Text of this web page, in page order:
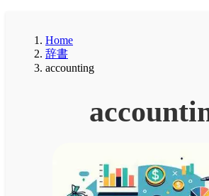
Home
辞書
accounting